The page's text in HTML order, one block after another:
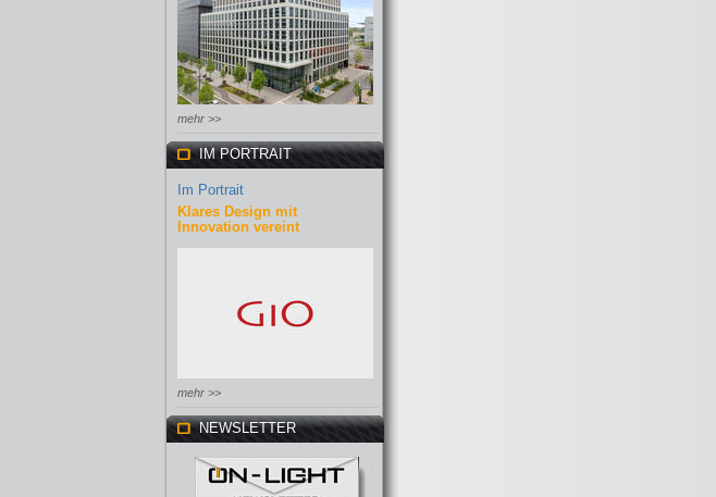
mehr >>
IM PORTRAIT
Im Portrait
Klares Design mit
Innovation vereint
mehr >>
NEWSLETTER